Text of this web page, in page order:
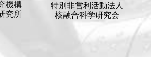
機構
究所
特別非営利活動法人
核融合科学研究会